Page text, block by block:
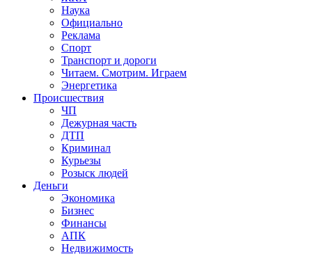
Наука
Официально
Реклама
Спорт
Транспорт и дороги
Читаем. Смотрим. Играем
Энергетика
Происшествия
ЧП
Дежурная часть
ДТП
Криминал
Курьезы
Розыск людей
Деньги
Экономика
Бизнес
Финансы
АПК
Недвижимость